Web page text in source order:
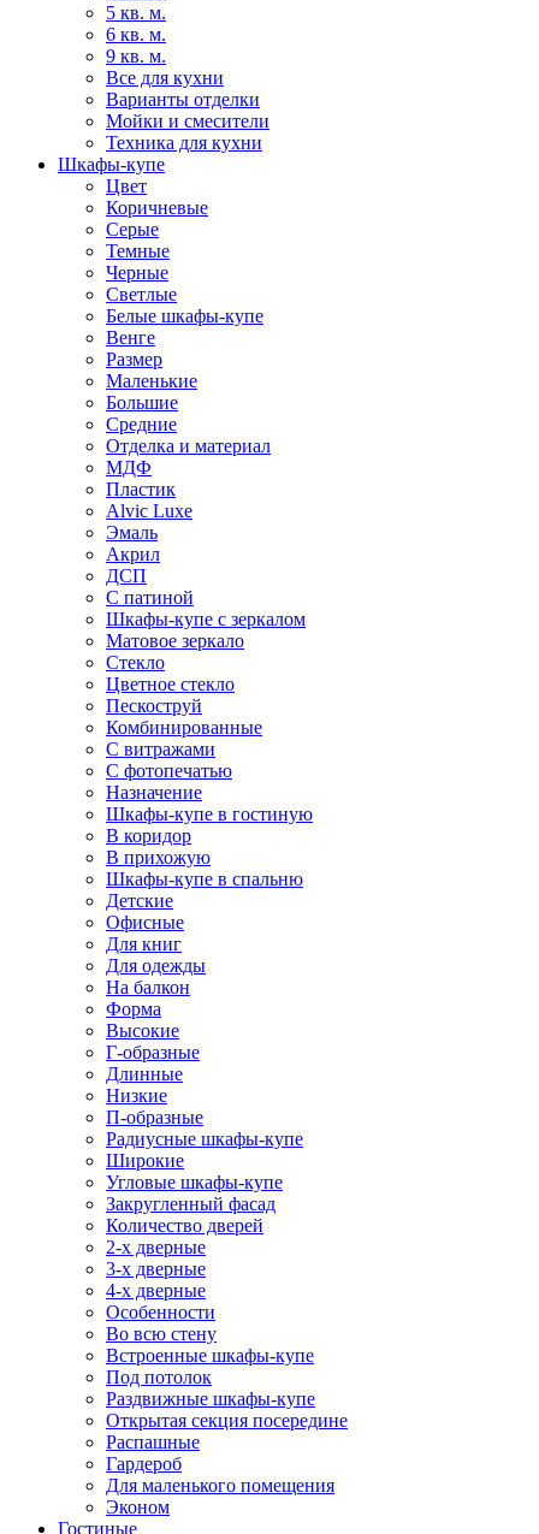
5 кв. м.
6 кв. м.
9 кв. м.
Все для кухни
Варианты отделки
Мойки и смесители
Техника для кухни
Шкафы-купе
Цвет
Коричневые
Серые
Темные
Черные
Светлые
Белые шкафы-купе
Венге
Размер
Маленькие
Большие
Средние
Отделка и материал
МДФ
Пластик
Alvic Luxe
Эмаль
Акрил
ДСП
С патиной
Шкафы-купе с зеркалом
Матовое зеркало
Стекло
Цветное стекло
Пескоструй
Комбинированные
С витражами
С фотопечатью
Назначение
Шкафы-купе в гостиную
В коридор
В прихожую
Шкафы-купе в спальню
Детские
Офисные
Для книг
Для одежды
На балкон
Форма
Высокие
Г-образные
Длинные
Низкие
П-образные
Радиусные шкафы-купе
Широкие
Угловые шкафы-купе
Закругленный фасад
Количество дверей
2-х дверные
3-х дверные
4-х дверные
Особенности
Во всю стену
Встроенные шкафы-купе
Под потолок
Раздвижные шкафы-купе
Открытая секция посередине
Распашные
Гардероб
Для маленького помещения
Эконом
Гостиные